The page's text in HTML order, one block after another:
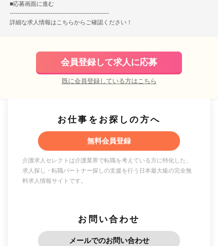
■応募画面に進む
---------------------------------------------------
詳細な求人情報はこちらからご確認ください！
会員登録して求人に応募
既に会員登録している方はこちら
お仕事をお探しの方へ
無料会員登録
介護求人セレクトは介護業界で転職を考えている方に特化した、
求人探し・転職パートナー探しの支援を行う日本最大級の完全無
料求人情報サイトです。
お問い合わせ
メールでのお問い合わせ